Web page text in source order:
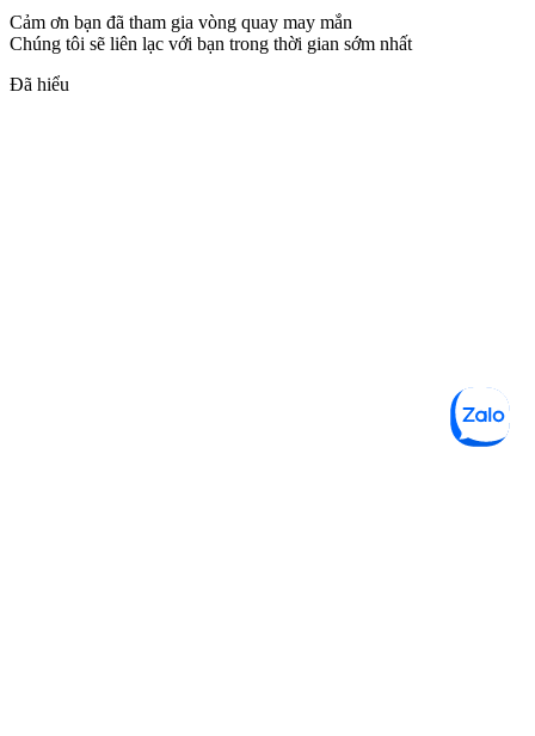
Cảm ơn bạn đã tham gia vòng quay may mắn
Chúng tôi sẽ liên lạc với bạn trong thời gian sớm nhất
Đã hiểu